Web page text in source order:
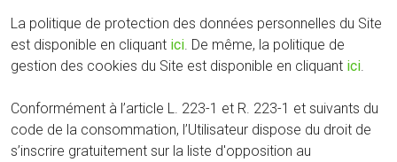
La politique de protection des données personnelles du Site
est disponible en cliquant ici . De même, la politique de
gestion des cookies du Site est disponible en cliquant ici
Conformément à l’article L. 223-1 et R. 223-1 et suivants du
code de la consommation, l’Utilisateur dispose du droit de
s’inscrire gratuitement sur la liste d'opposition au